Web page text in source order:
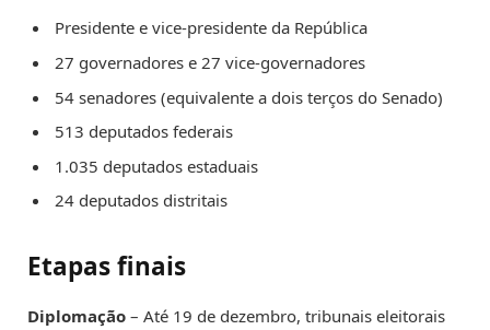
Presidente e vice-presidente da República
27 governadores e 27 vice-governadores
54 senadores (equivalente a dois terços do Senado)
513 deputados federais
1.035 deputados estaduais
24 deputados distritais
Etapas finais
Diplomação – Até 19 de dezembro, tribunais eleitorais